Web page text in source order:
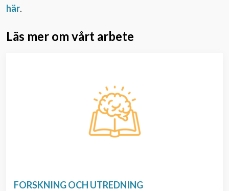
här.
Läs mer om vårt arbete
FORSKNING OCH UTREDNING